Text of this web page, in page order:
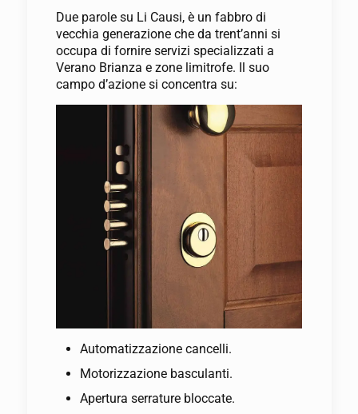
Due parole su Li Causi, è un fabbro di
vecchia generazione che da trent’anni si
occupa di fornire servizi specializzati a
Verano Brianza e zone limitrofe. Il suo
campo d’azione si concentra su:
Automatizzazione cancelli.
Motorizzazione basculanti.
Apertura serrature bloccate.